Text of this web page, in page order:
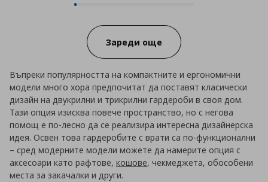
Progress:
Зареди още
Въпреки популярността на компактните и ергономични
модели много хора предпочитат да поставят класически
дизайн на двукрилни и трикрилни гардероби в своя дом.
Тази опция изисква повече пространство, но с негова
помощ е по-лесно да се реализира интересна дизайнерска
идея. Освен това гардеробите с врати са по-функционални
– сред модерните модели можете да намерите опция с
аксесоари като рафтове, кошове, чекмеджета, обособени
места за закачалки и други.